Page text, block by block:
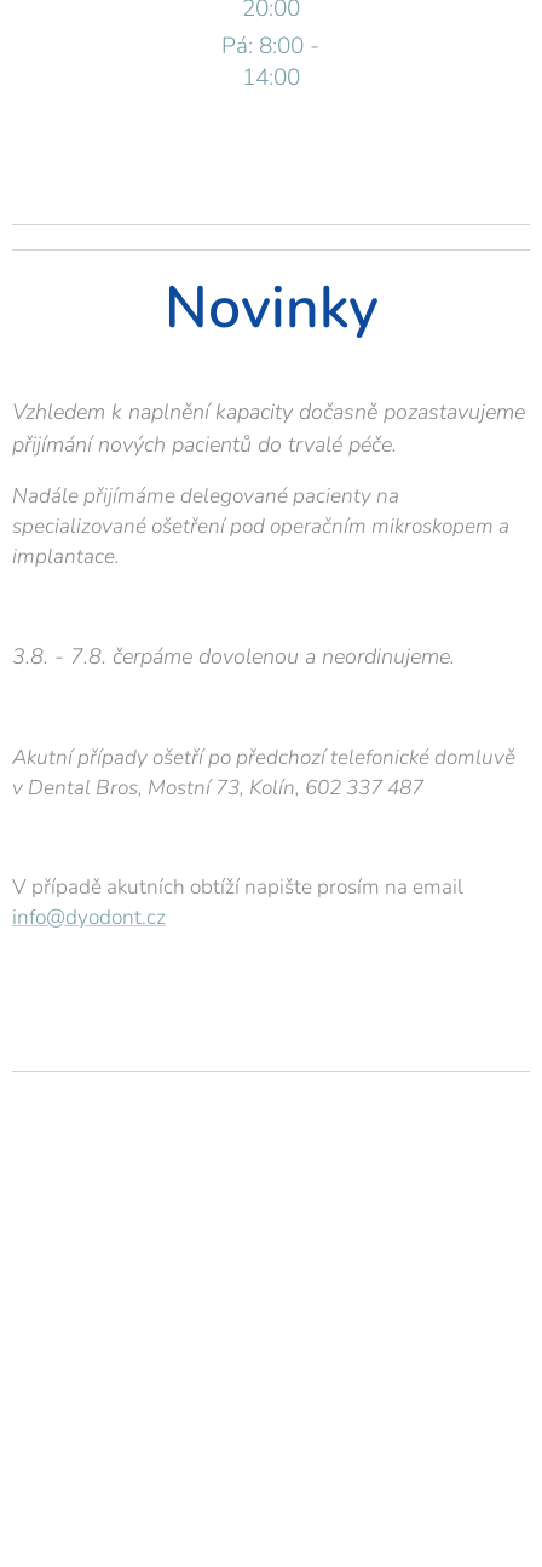
20:00
Pá: 8:00 -
14:00
Novinky
Vzhledem k naplnění kapacity dočasně pozastavujeme
přijímání nových pacientů do trvalé péče.
Nadále přijímáme delegované pacienty na
specializované ošetření pod operačním mikroskopem a
implantace.
3.8. - 7.8. čerpáme dovolenou a neordinujeme.
Akutní případy ošetří po předchozí telefonické domluvě
v Dental Bros, Mostní 73, Kolín, 602 337 487
V případě akutních obtíží napište prosím na email
info@dyodont.cz